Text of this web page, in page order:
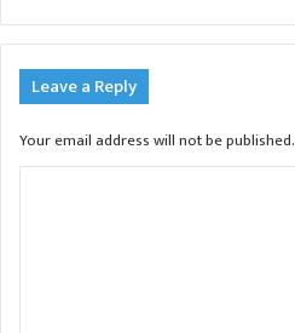
Leave a Reply
Your email address will not be published.